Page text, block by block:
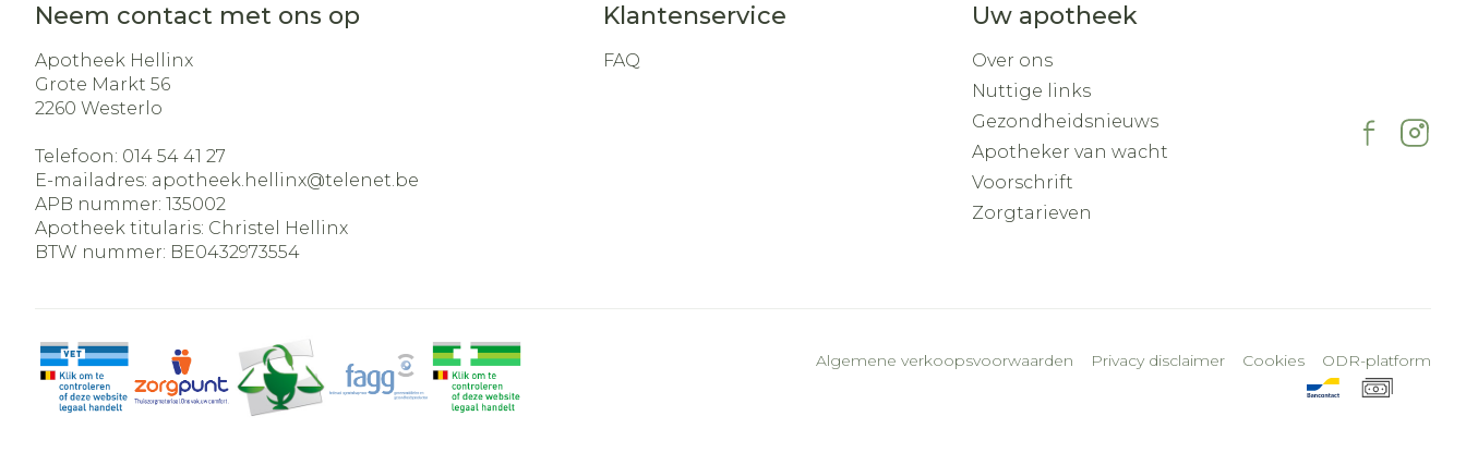
Neem contact met ons op
Apotheek Hellinx
Grote Markt 56
2260 Westerlo
Telefoon: 014 54 41 27
E-mailadres: apotheek.hellinx@telenet.be
APB nummer: 135002
Apotheek titularis: Christel Hellinx
BTW nummer: BE0432973554
Klantenservice
FAQ
Uw apotheek
Over ons
Nuttige links
Gezondheidsnieuws
Apotheker van wacht
Voorschrift
Zorgtarieven
Algemene verkoopsvoorwaarden Privacy disclaimer Cookies ODR-platform